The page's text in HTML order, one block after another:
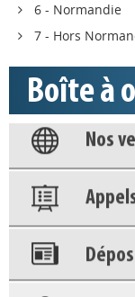
6 - Normandie
7 - Hors
Boîte à
Base
Nos